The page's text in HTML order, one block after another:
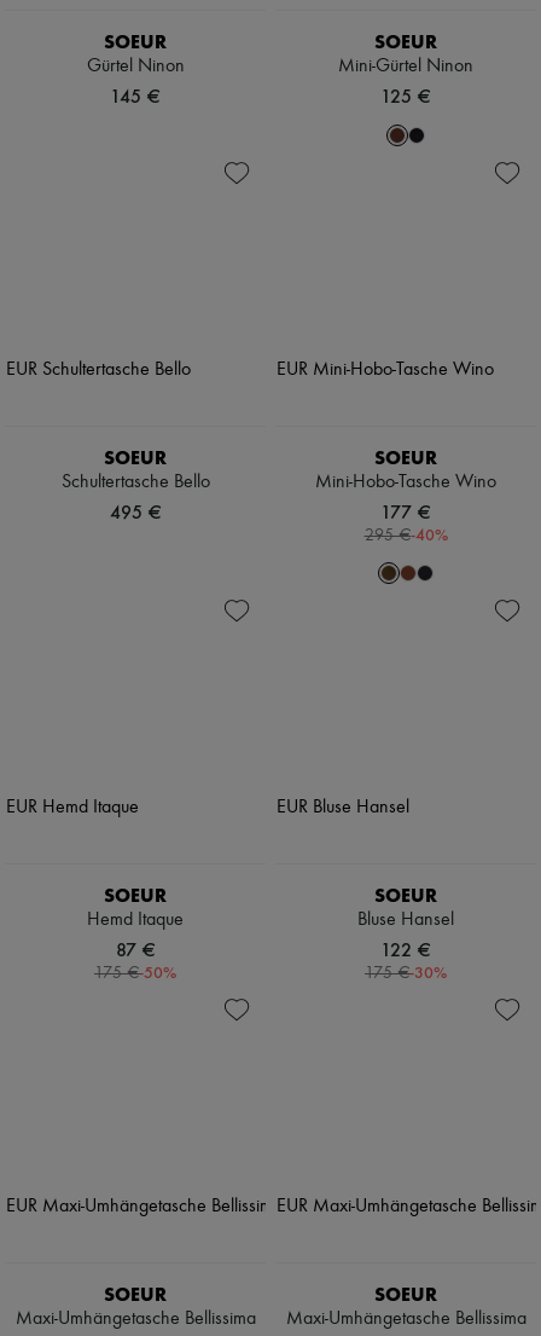
SOEUR
Gürtel Ninon
145 €
SOEUR
Mini-Gürtel Ninon
125 €
SOEUR
Schultertasche Bello
495 €
SOEUR
Mini-Hobo-Tasche Wino
177 €
295 €-40%
SOEUR
Hemd Itaque
87 €
175 €-50%
SOEUR
Bluse Hansel
122 €
175 €-30%
SOEUR
Maxi-Umhängetasche Bellissima
SOEUR
Maxi-Umhängetasche Bellissima